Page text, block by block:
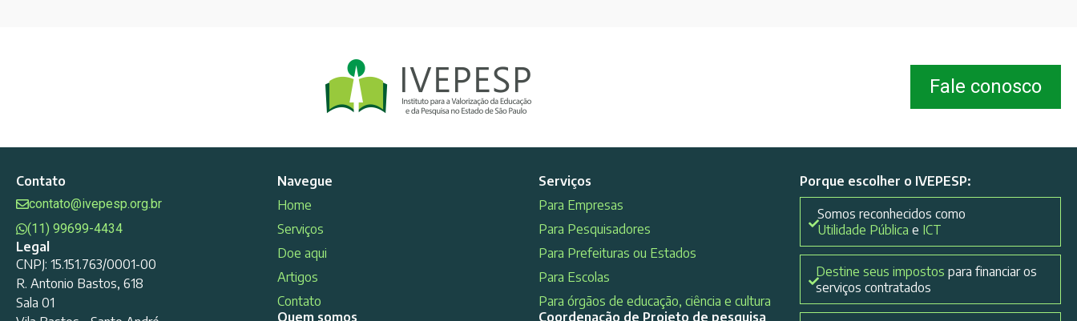
Fale conosco
Contato
contato@ivepesp.org.br
(11) 99699-4434
Legal
CNPJ: 15.151.763/0001-00
R. Antonio Bastos, 618
Sala 01
Navegue
Home
Serviços
Doe aqui
Artigos
Contato
Quem somos
Serviços
Para Empresas
Para Pesquisadores
Para Prefeituras ou Estados
Para Escolas
Para órgãos de educação, ciência e cultura
Coordenação de Projeto de pesquisa
Porque escolher o IVEPESP:
Somos reconhecidos como
Utilidade Pública e ICT
Destine seus impostos para financiar os
serviços contratados